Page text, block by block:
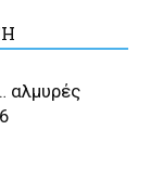
αλμυρές